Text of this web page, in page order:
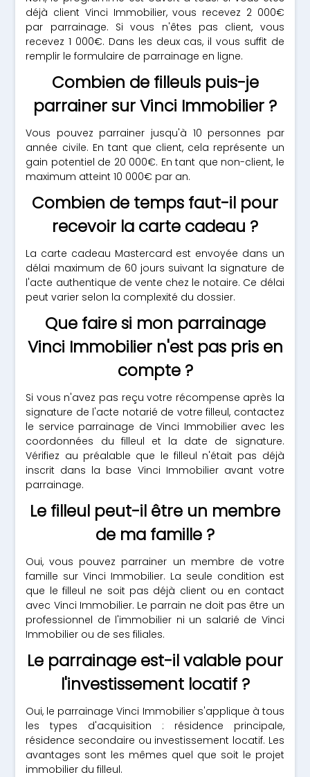
déjà client Vinci Immobilier, vous recevez 2 000€
par parrainage. Si vous n'êtes pas client, vous
recevez 1 000€. Dans les deux cas, il vous suffit de
remplir le formulaire de parrainage en ligne.
Combien de filleuls puis-je
parrainer sur Vinci Immobilier ?
Vous pouvez parrainer jusqu'à 10 personnes par
année civile. En tant que client, cela représente un
gain potentiel de 20 000€. En tant que non-client, le
maximum atteint 10 000€ par an.
Combien de temps faut-il pour
recevoir la carte cadeau ?
La carte cadeau Mastercard est envoyée dans un
délai maximum de 60 jours suivant la signature de
l'acte authentique de vente chez le notaire. Ce délai
peut varier selon la complexité du dossier.
Que faire si mon parrainage
Vinci Immobilier n'est pas pris en
compte ?
Si vous n'avez pas reçu votre récompense après la
signature de l'acte notarié de votre filleul, contactez
le service parrainage de Vinci Immobilier avec les
coordonnées du filleul et la date de signature.
Vérifiez au préalable que le filleul n'était pas déjà
inscrit dans la base Vinci Immobilier avant votre
parrainage.
Le filleul peut-il être un membre
de ma famille ?
Oui, vous pouvez parrainer un membre de votre
famille sur Vinci Immobilier. La seule condition est
que le filleul ne soit pas déjà client ou en contact
avec Vinci Immobilier. Le parrain ne doit pas être un
professionnel de l'immobilier ni un salarié de Vinci
Immobilier ou de ses filiales.
Le parrainage est-il valable pour
l'investissement locatif ?
Oui, le parrainage Vinci Immobilier s'applique à tous
les types d'acquisition : résidence principale,
résidence secondaire ou investissement locatif. Les
avantages sont les mêmes quel que soit le projet
immobilier du filleul.